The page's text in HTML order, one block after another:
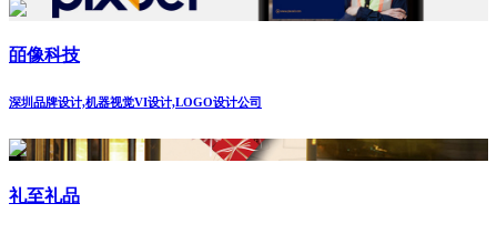
皕像科技
深圳品牌设计,机器视觉VI设计,LOGO设计公司
礼至礼品